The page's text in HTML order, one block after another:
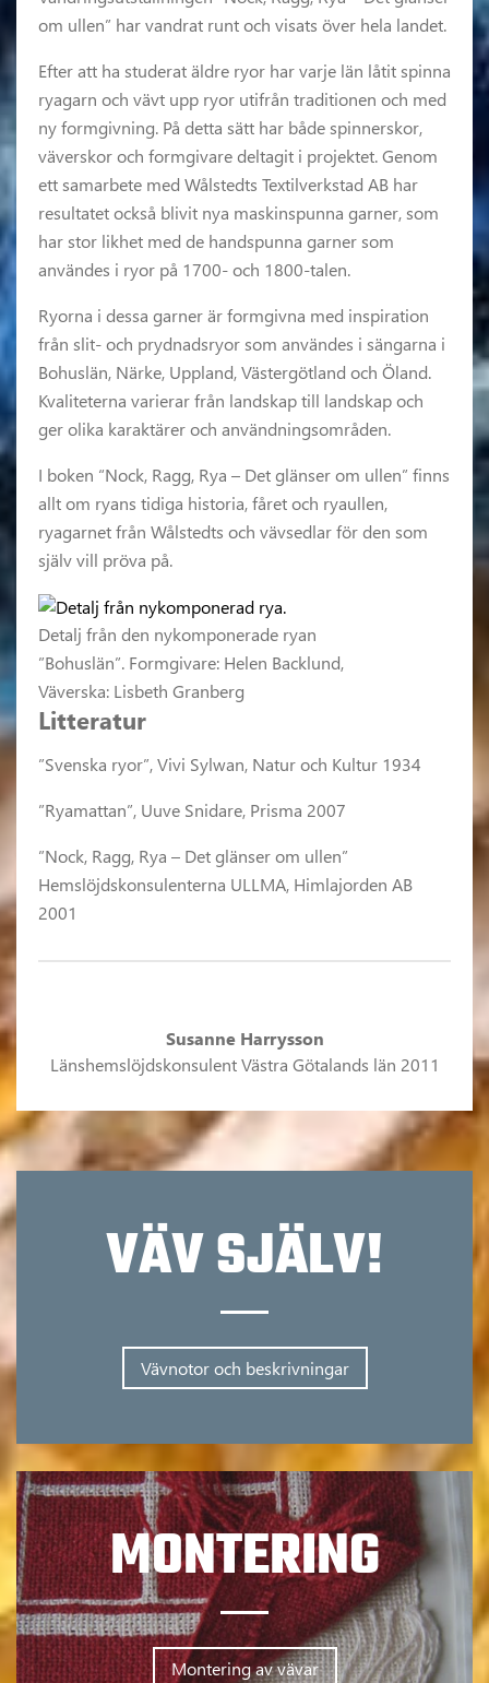
om ullen” har vandrat runt och visats över hela landet.
Efter att ha studerat äldre ryor har varje län låtit spinna
ryagarn och vävt upp ryor utifrån traditionen och med
ny formgivning. På detta sätt har både spinnerskor,
väverskor och formgivare deltagit i projektet. Genom
ett samarbete med Wålstedts Textilverkstad AB har
resultatet också blivit nya maskinspunna garner, som
har stor likhet med de handspunna garner som
användes i ryor på 1700- och 1800-talen.
Ryorna i dessa garner är formgivna med inspiration
från slit- och prydnadsryor som användes i sängarna i
Bohuslän, Närke, Uppland, Västergötland och Öland.
Kvaliteterna varierar från landskap till landskap och
ger olika karaktärer och användningsområden.
I boken “Nock, Ragg, Rya – Det glänser om ullen” finns
allt om ryans tidiga historia, fåret och ryaullen,
ryagarnet från Wålstedts och vävsedlar för den som
själv vill pröva på.
Detalj från den nykomponerade ryan
”Bohuslän”. Formgivare: Helen Backlund,
Väverska: Lisbeth Granberg
Litteratur
”Svenska ryor”, Vivi Sylwan, Natur och Kultur 1934
”Ryamattan”, Uuve Snidare, Prisma 2007
”Nock, Ragg, Rya – Det glänser om ullen”
Hemslöjdskonsulenterna ULLMA, Himlajorden AB
2001
Susanne Harrysson
Länshemslöjdskonsulent Västra Götalands län 2011
VÄV SJÄLV!
Vävnotor och beskrivningar
MONTERING
Montering av vävar